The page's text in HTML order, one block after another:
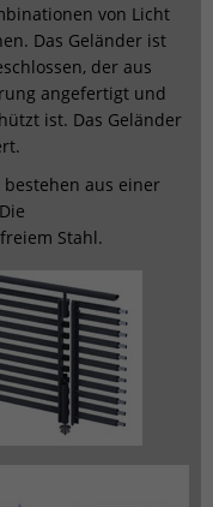
von Licht
Das Geländer ist
der aus
angefertigt und
ist. Das Geländer
aus einer
Stahl.